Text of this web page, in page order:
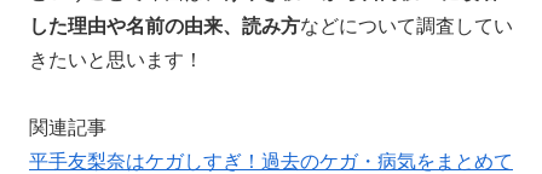
した理由や名前の由来、読み方などについて調査してい
きたいと思います！
関連記事
平手友梨奈はケガしすぎ！過去のケガ・病気をまとめて